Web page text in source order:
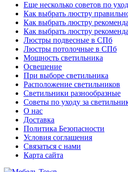
Еще несколько советов по
Как выбрать люстру
Как выбрать люстру
Как выбрать люстру
Люстры подвесные в СПб
Люстры потолочные в СПб
Мощность светильника
Освещение
При выборе светильника
Расположение светильников
Светильники разнообразные
Советы по уходу за
О нас
Доставка
Политика Безопасности
Условия соглашения
Связаться с нами
Карта сайта